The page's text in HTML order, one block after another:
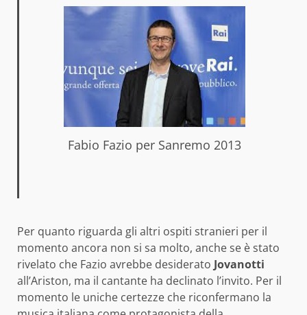
Fabio Fazio per Sanremo 2013
Per quanto riguarda gli altri ospiti stranieri per il
momento ancora non si sa molto, anche se è stato
rivelato che Fazio avrebbe desiderato Jovanotti
all’Ariston, ma il cantante ha declinato l’invito. Per il
momento le uniche certezze che riconfermano la